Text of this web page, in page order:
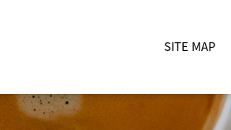
SITE MAP